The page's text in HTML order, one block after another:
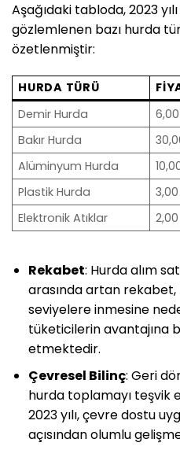
Aşağıdaki tabloda, 2023
gözlemlenen bazı hurda
özetlenmiştir:
HURDA TÜRÜ
Demir Hurda
Bakır Hurda
Alüminyum Hurda
Plastik Hurda
Elektronik Atıklar
Rekabet: Hurda alım
arasında artan
seviyelere inmesine
tüketicilerin avantajına
etmektedir.
Çevresel Bilinç: Geri
hurda toplamayı teşvik
2023 yılı, çevre dostu
açısından olumlu